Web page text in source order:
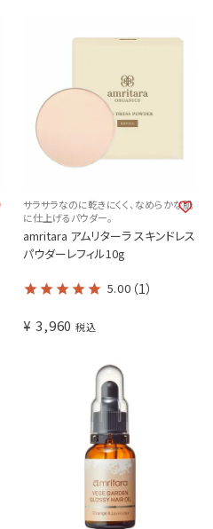
サラサラなのに乾きにくく、なめらかな肌
に仕上げるパウダー。
amritara アムリターラ スキンドレス
パウダーレフィル10g
5.00 （1）
¥ 3,960 税込